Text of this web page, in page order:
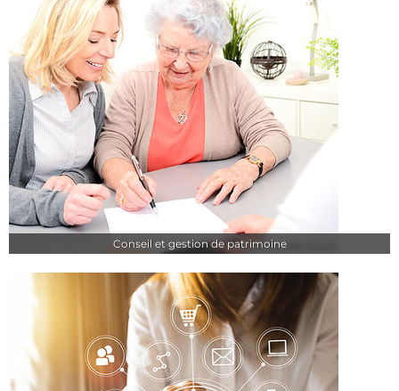
Conseil et gestion de patrimoine